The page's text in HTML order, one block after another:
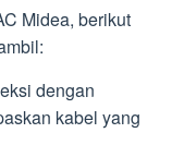
Midea, berikut
dengan
kabel yang